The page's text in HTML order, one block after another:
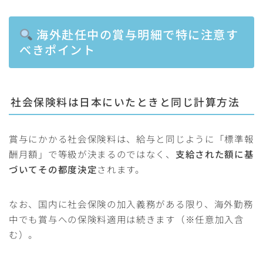
海外赴任中の賞与明細で特に注意す
べきポイント
社会保険料は日本にいたときと同じ計算方法
賞与にかかる社会保険料は、給与と同じように「標準報
酬月額」で等級が決まるのではなく、 支給された額に基
づいてその都度決定されます。
なお、国内に社会保険の加入義務がある限り、海外勤務
中でも賞与への保険料適用は続きます（※任意加入含
む）。